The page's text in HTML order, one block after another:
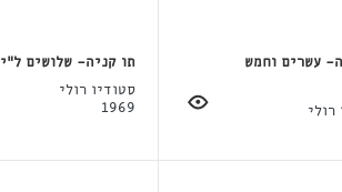
עשרים וחמש
רולי
תו קניה- שלושים ל"י
סטודיו רולי
1969